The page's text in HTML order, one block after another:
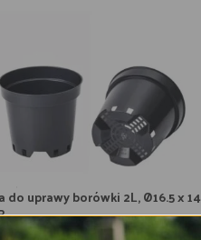
do uprawy borówki 2L, Ø16.5 x 14